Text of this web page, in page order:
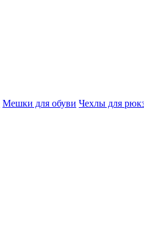
Мешки для обуви Чехлы для